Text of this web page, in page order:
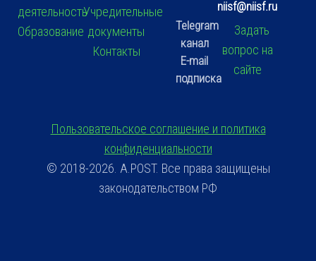
деятельность
Образование
Учредительные
документы
Контакты
Telegram
канал
E-mail
подписка
niisf@niisf.ru
Задать
вопрос на
сайте
Пользовательское соглашение и политика
конфиденциальности
© 2018-2026. A.POST. Все права защищены
законодательством РФ